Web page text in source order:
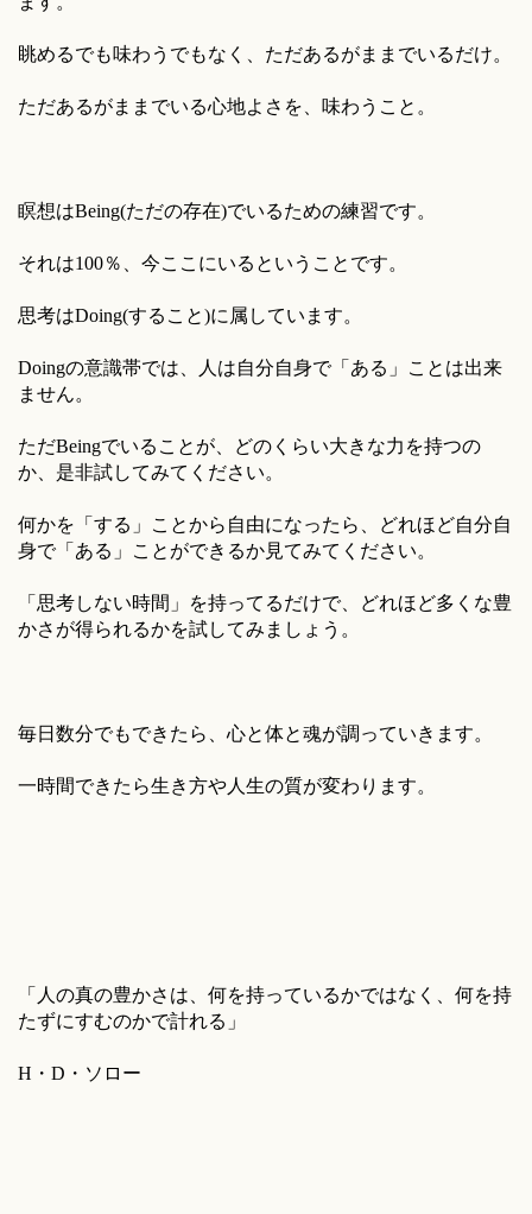
眺めるでも味わうでもなく、ただあるがままでいるだけ。
ただあるがままでいる心地よさを、味わうこと。
瞑想はBeing(ただの存在)でいるための練習です。
それは100％、今ここにいるということです。
思考はDoing(すること)に属しています。
Doingの意識帯では、人は自分自身で「ある」ことは出来
ません。
ただBeingでいることが、どのくらい大きな力を持つの
か、是非試してみてください。
何かを「する」ことから自由になったら、どれほど自分自
身で「ある」ことができるか見てみてください。
「思考しない時間」を持ってるだけで、どれほど多くな豊
かさが得られるかを試してみましょう。
毎日数分でもできたら、心と体と魂が調っていきます。
一時間できたら生き方や人生の質が変わります。
「人の真の豊かさは、何を持っているかではなく、何を持
たずにすむのかで計れる」
H・D・ソロー